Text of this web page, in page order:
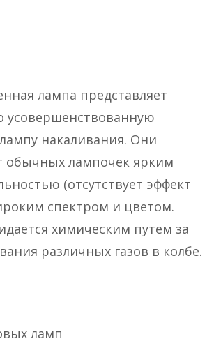
лампа представляет
усовершенствованную
накаливания. Они
обычных лампочек ярким
(отсутствует эффект
спектром и цветом.
химическим путем за
различных газов в колбе.
ламп